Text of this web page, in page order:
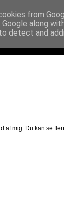
af mig. Du kan se
from
Google along
detect and